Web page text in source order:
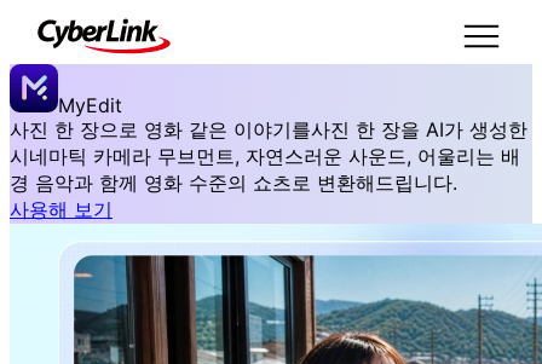
MyEdit
사진 한 장으로 영화 같은 이야기를사진 한 장을 AI가 생성한
시네마틱 카메라 무브먼트, 자연스러운 사운드, 어울리는 배
경 음악과 함께 영화 수준의 쇼츠로 변환해드립니다.
사용해 보기